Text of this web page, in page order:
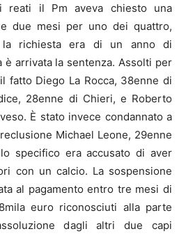
reati il Pm aveva chiesto una
due mesi per uno dei quattro,
richiesta era di un anno di
è arrivata la sentenza. Assolti per
fatto Diego La Rocca, 38enne di
28enne di Chieri, e Roberto
È stato invece condannato a
Michael Leone, 29enne
specifico era accusato di aver
con un calcio. La sospensione
al pagamento entro tre mesi di
euro riconosciuti alla parte
dagli altri due capi